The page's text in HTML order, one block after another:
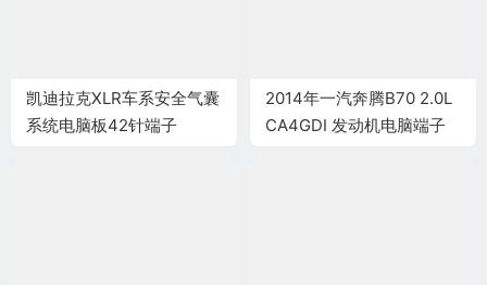
凯迪拉克XLR车系安全气囊
系统电脑板42针端子
2014年一汽奔腾B70 2.0L
CA4GDI 发动机电脑端子